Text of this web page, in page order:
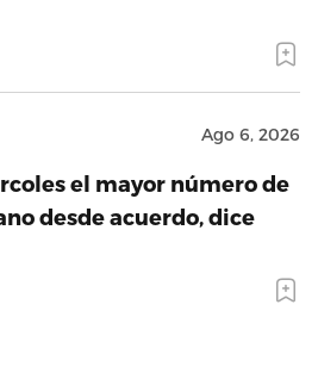
Ago 6, 2026
el mayor número de
desde acuerdo, dice